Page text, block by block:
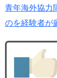
青年海外協力
のを経験者が